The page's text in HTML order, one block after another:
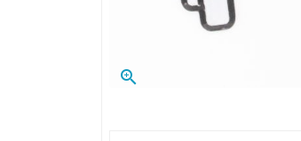
zoom_in